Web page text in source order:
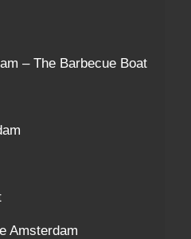
– The Barbecue Boat
Amsterdam